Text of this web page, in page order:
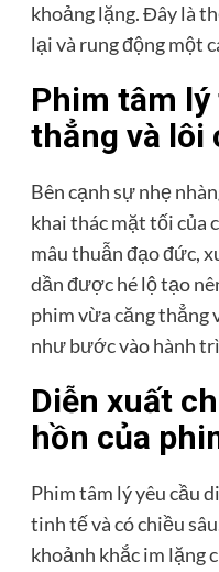
khoảng lặng. Đây là
lại và rung động một
Phim tâm lý
thẳng và lôi
Bên cạnh sự nhẹ
khai thác mặt tối của
mâu thuẫn đạo đức,
dần được hé lộ tạo
phim vừa căng
như bước vào hành
Diễn xuất
hồn của
Phim tâm lý yêu cầu
tinh tế và có chiều
khoảnh khắc im lặng